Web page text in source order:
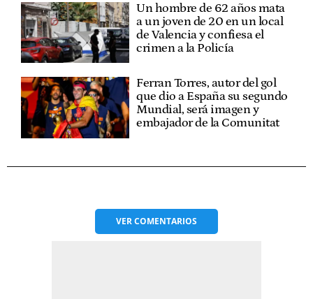
Un hombre de 62 años mata
a un joven de 20 en un local
de Valencia y confiesa el
crimen a la Policía
Ferran Torres, autor del gol
que dio a España su segundo
Mundial, será imagen y
embajador de la Comunitat
VERCOMENTARIOS